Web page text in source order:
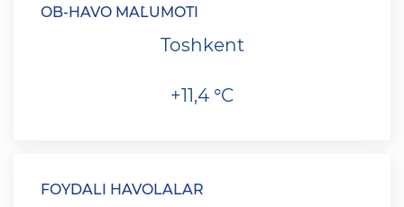
OB-HAVO MA`LUMOTI
Toshkent
+11,4 °C
FOYDALI HAVOLALAR